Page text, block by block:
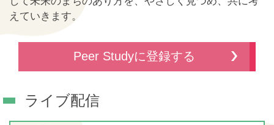
えていきます。
Peer Studyに登録する
ライブ配信